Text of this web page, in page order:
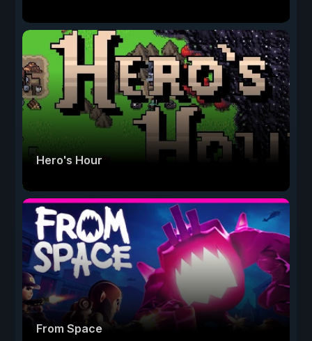
Hero's Hour
From Space